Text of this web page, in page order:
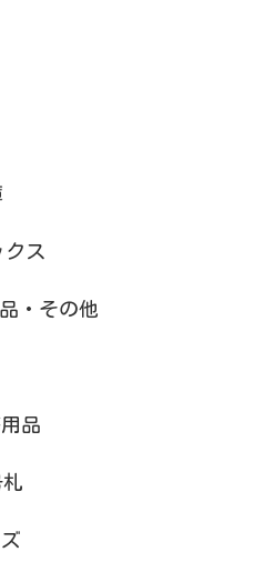
クス
・その他
品